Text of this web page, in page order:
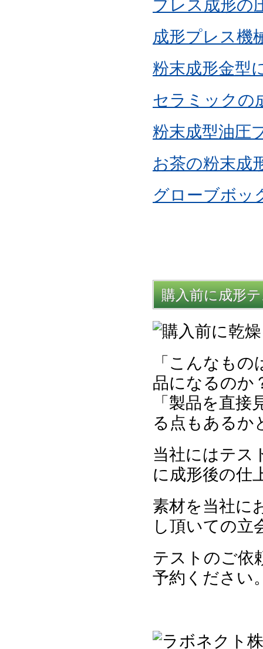
プレス成形の
成形プレス機
粉末成形金型
セラミックの
粉末成型油圧
お茶の粉末成
グローブボッ
購入前に成形
「こんなも
品になるのか
「製品を直
る点もあるか
当社にはテス
に成形後の仕
素材を当社に
し頂いての立
テストのご依
予約ください